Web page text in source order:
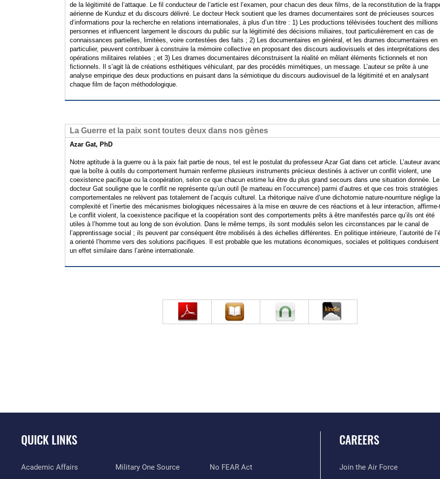
de la légitimité de l’attaque. Le fil conducteur de l’article est l’examen, pour chacun des deux films, de la reconstitution de la
aérienne de Kunduz et du discours délivré. Le docteur Heck soutient que les drames documentaires sont de précieuses sources
d’informations pour la recherche en relations internationales, à plus d’un titre : 1) Les productions télévisées touchent des millions
personnes et influencent largement le discours du public sur la légitimité des décisions miliaires, tout particulièrement en cas de
connaissances partielles, limitées, voire contestées des faits ; 2) Les documentaires en général, et les drames documentaires en
particulier, peuvent contribuer à construire la mémoire collective en proposant des discours audiovisuels et des interprétations des
opérations militaires relatées ; et 3) Les drames documentaires déconstruisent la réalité en mêlant éléments fictionnels et non
fictionnels. Il s’agit là de créations esthétiques véhiculant, par des procédés mimétiques, un message. L’auteur se prête à une
analyse empirique des deux productions en puisant dans la sémiotique du discours audiovisuel de la légitimité et en analysant
chaque film de façon méthodologique.
La Guerre et la paix sont toutes deux dans nos gènes
Azar Gat, PhD
Notre aptitude à la guerre ou à la paix fait partie de nous, tel est le postulat du professeur Azar Gat dans cet article. L’auteur
que la boîte à outils du comportement humain renferme plusieurs instruments précieux destinés à activer un conflit violent, une
coexistence pacifique ou la coopération, selon ce que chacun estime lui être du plus grand secours dans une situation donnée. Le
docteur Gat souligne que le conflit ne représente qu’un outil (le marteau en l’occurrence) parmi d’autres et que ces trois stratégies
comportementales ne relèvent pas totalement de l’acquis culturel. La rhétorique naïve d’une dichotomie nature-nourriture néglige la
complexité et l’inertie des mécanismes biologiques nécessaires à la mise en œuvre de ces réactions et à leur interaction, affirme-
Le conflit violent, la coexistence pacifique et la coopération sont des comportements prêts à être manifestés parce qu’ils ont été
utiles à l’homme tout au long de son évolution. Dans le même temps, ils sont modulés selon les circonstances par le canal de
l’apprentissage social ; ils peuvent par conséquent être mobilisés à des échelles différentes. En politique intérieure, l’autorité de
a orienté l’homme vers des solutions pacifiques. Il est probable que les mutations économiques, sociales et politiques conduisent
un effet similaire dans l’arène internationale.
QUICK LINKS
Academic Affairs
Military One Source
No FEAR Act
CAREERS
Join the Air Force